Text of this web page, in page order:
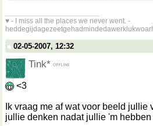
♥ - I miss all the places we never went. -
02-05-2007, 12:32
Tink*
<3
Ik vraag me af wat voor beeld
jullie denken nadat jullie 'm hebben